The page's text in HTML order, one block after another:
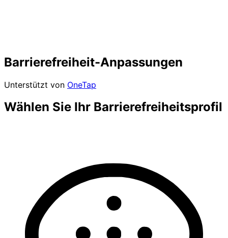
Barrierefreiheit-Anpassungen
Unterstützt von OneTap
Wählen Sie Ihr Barrierefreiheitsprofil